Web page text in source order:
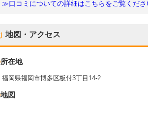
≫口コミについての詳細はこちらをご覧くださ
地図・アクセス
所在地
福岡県福岡市博多区板付3丁目14-2
地図